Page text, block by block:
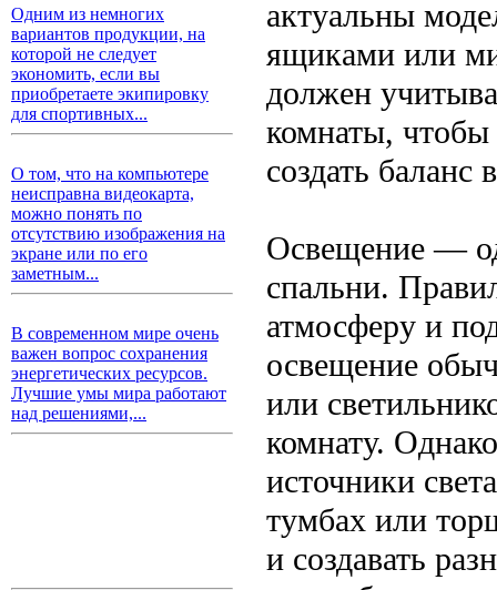
Одним из немногих
вариантов продукции, на
которой не следует
экономить, если вы
приобретаете экипировку
для спортивных...
О том, что на компьютере
неисправна видеокарта,
можно понять по
отсутствию изображения на
экране или по его
заметным...
В современном мире очень
важен вопрос сохранения
энергетических ресурсов.
Лучшие умы мира работают
над решениями,...
актуальны
ящиками или
должен
комнаты, чтобы
создать баланс
Освещение —
спальни.
атмосферу и
освещение
или
комнату.
источники
тумбах или
и создавать